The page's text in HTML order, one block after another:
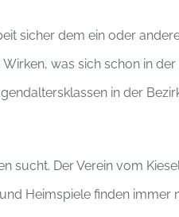
sicher dem ein oder
was sich schon in
in der
sucht. Der Verein vom
Heimspiele finden immer